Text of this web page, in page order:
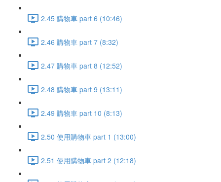
2.45 購物車 part 6 (10:46)
2.46 購物車 part 7 (8:32)
2.47 購物車 part 8 (12:52)
2.48 購物車 part 9 (13:11)
2.49 購物車 part 10 (8:13)
2.50 使用購物車 part 1 (13:00)
2.51 使用購物車 part 2 (12:18)